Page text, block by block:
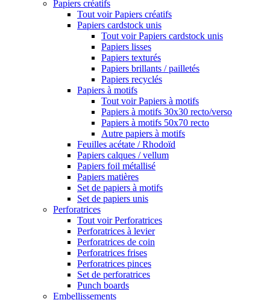
Papiers créatifs
Tout voir Papiers créatifs
Papiers cardstock unis
Tout voir Papiers cardstock unis
Papiers lisses
Papiers texturés
Papiers brillants / pailletés
Papiers recyclés
Papiers à motifs
Tout voir Papiers à motifs
Papiers à motifs 30x30 recto/verso
Papiers à motifs 50x70 recto
Autre papiers à motifs
Feuilles acétate / Rhodoïd
Papiers calques / vellum
Papiers foil métallisé
Papiers matières
Set de papiers à motifs
Set de papiers unis
Perforatrices
Tout voir Perforatrices
Perforatrices à levier
Perforatrices de coin
Perforatrices frises
Perforatrices pinces
Set de perforatrices
Punch boards
Embellissements